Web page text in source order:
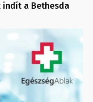
indít a Bethesda